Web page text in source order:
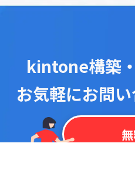
kintone構築
お気軽にお問
今